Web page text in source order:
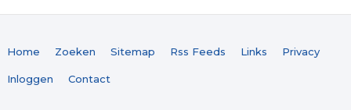
Home Zoeken Sitemap Rss Feeds Links Privacy
Inloggen Contact